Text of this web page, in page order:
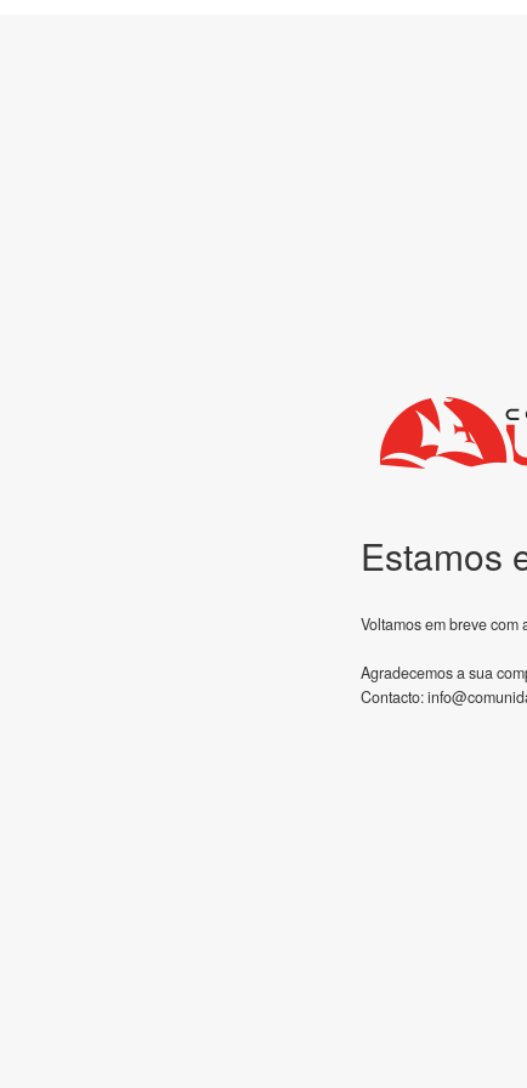
Estamos
Voltamos em breve
Agradecemos a sua
Contacto: